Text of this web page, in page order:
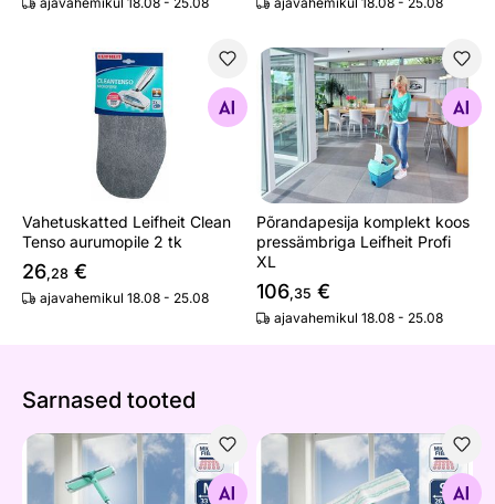
Vahetuskatted Leifheit Clean Tenso aurumopile 2 tk
Otsi sarnaseid
Vahetuskatted Leifheit Clean
Tenso aurumopile 2 tk
26,28 €
ajavahemikul 18.08 - 25.08
Põrandapesija komplekt
Otsi sarnaseid
Põrandapesija komplekt koos
pressämbriga Leifheit Profi
XL
106,35 €
ajavahemikul 18.08 - 25.08
Sarnased tooted
Aknapesija Leifheit Wet&Dry teleskoopvarrega
Otsi sarnaseid
Aknapesija otsik Leifheit M
Otsi sarnaseid